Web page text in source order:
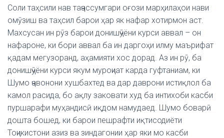
Соли таҳсили нав таҷассумгари оғози марҳилаҳои нави
омӯзиш ва таҳсил барои ҳар як нафар хотирмон аст.
Махсусан ин рӯз барои донишҷӯёни курси аввал – он
нафароне, ки бори аввал ба ин даргоҳи илму маърифат
қадам мегузоранд, аҳамияти хос дорад. Аз ин рӯ, ба
донишҷӯёни курси якум муроҷиат карда гуфтаниам, ки
Шумо ҷавонони хушбахтед ва дар даврони истиқлол ба
камол расида, бо ақлу заковати худ ба интихоби касби
пуршарафи муҳандисӣ иқдом намудаед. Шумо боварӣ
дошта бошед, ки барои пешрафти иқтисодиёти
Тоҷикистони азиз ва зиндагонии ҳар яки мо касби